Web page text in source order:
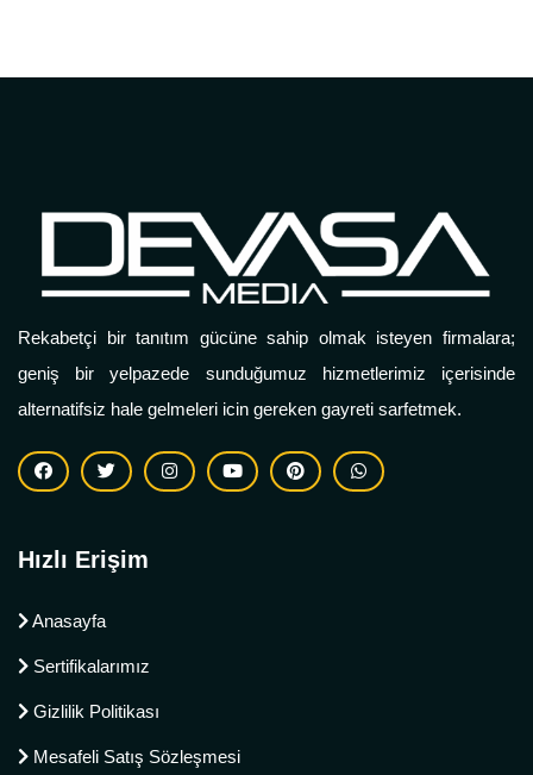
Rekabetçi bir tanıtım gücüne sahip olmak isteyen firmalara;
geniş bir yelpazede sunduğumuz hizmetlerimiz içerisinde
alternatifsiz hale gelmeleri icin gereken gayreti sarfetmek.
Hızlı Erişim
Anasayfa
Sertifikalarımız
Gizlilik Politikası
Mesafeli Satış Sözleşmesi